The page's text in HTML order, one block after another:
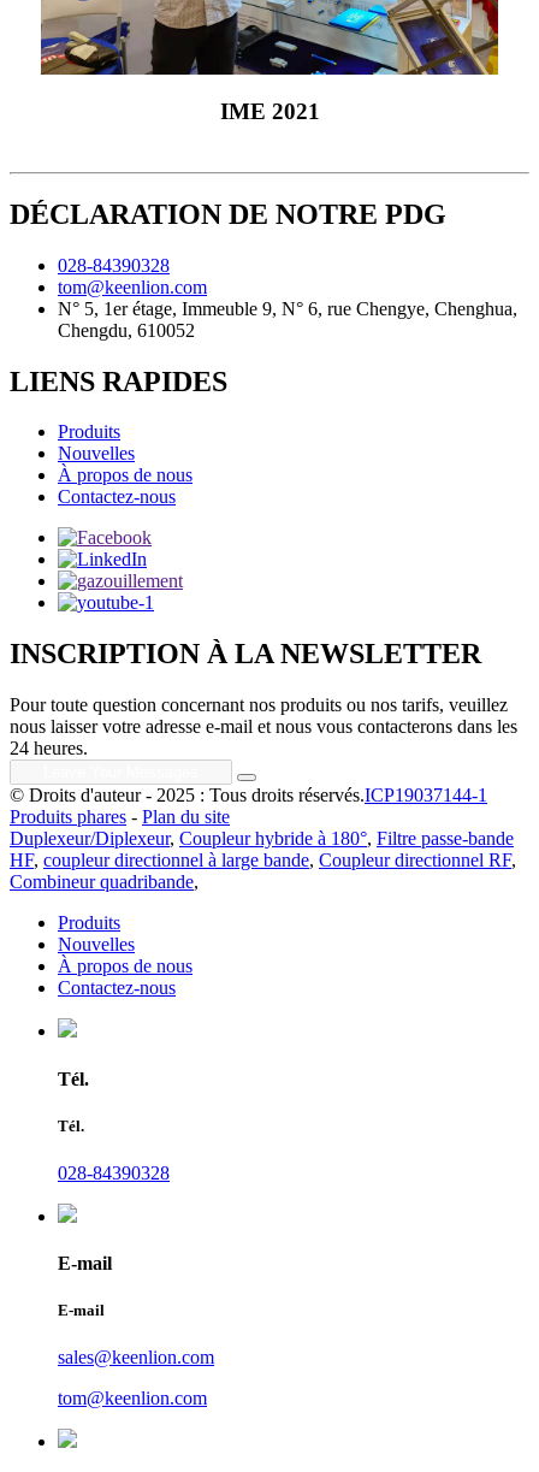
IME 2021
DÉCLARATION DE NOTRE PDG
028-84390328
tom@keenlion.com
N° 5, 1er étage, Immeuble 9, N° 6, rue Chengye, Chenghua,
Chengdu, 610052
LIENS RAPIDES
Produits
Nouvelles
À propos de nous
Contactez-nous
INSCRIPTION À LA NEWSLETTER
Pour toute question concernant nos produits ou nos tarifs, veuillez
nous laisser votre adresse e-mail et nous vous contacterons dans les
24 heures.
© Droits d'auteur - 2025 : Tous droits réservés.ICP19037144-1
Produits phares - Plan du site
Duplexeur/Diplexeur, Coupleur hybride à 180°, Filtre passe-bande
HF, coupleur directionnel à large bande, Coupleur directionnel RF,
Combineur quadribande,
Produits
Nouvelles
À propos de nous
Contactez-nous
Tél.
Tél.
028-84390328
E-mail
E-mail
sales@keenlion.com
tom@keenlion.com